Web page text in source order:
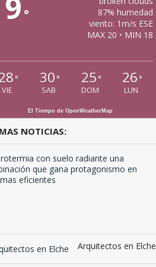
°
87% humedad
viento: 1m/s ESE
MAX 20 • MIN 18
°
VIE
30 °
SAB
25 °
DOM
26 °
LUN
El Tiempo de OpenWeatherMap
NOTICIAS:
Arquitectos en Elche